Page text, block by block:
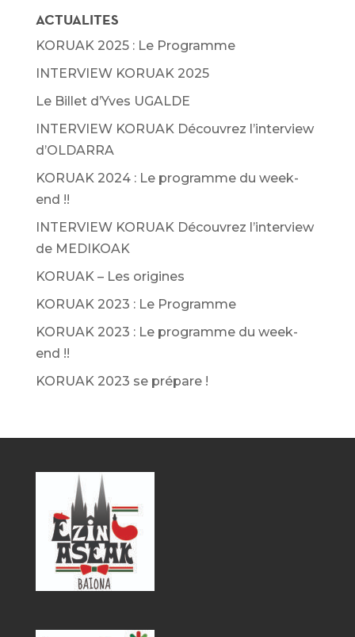
ACTUALITES
KORUAK 2025 : Le Programme
INTERVIEW KORUAK 2025
Le Billet d’Yves UGALDE
INTERVIEW KORUAK Découvrez l’interview
d’OLDARRA
KORUAK 2024 : Le programme du week-
end !!
INTERVIEW KORUAK Découvrez l’interview
de MEDIKOAK
KORUAK – Les origines
KORUAK 2023 : Le Programme
KORUAK 2023 : Le programme du week-
end !!
KORUAK 2023 se prépare !